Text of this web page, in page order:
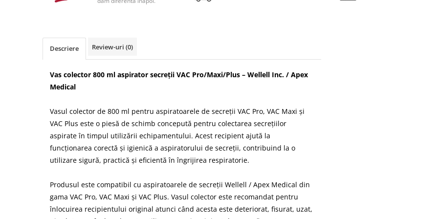
Descriere Review-uri (0)
Vas colector 800 ml aspirator secreții VAC Pro/Maxi/Plus – Wellell Inc. / Apex
Medical
Vasul colector de 800 ml pentru aspiratoarele de secreții VAC Pro, VAC Maxi și
VAC Plus este o piesă de schimb concepută pentru colectarea secrețiilor
aspirate în timpul utilizării echipamentului. Acest recipient ajută la
funcționarea corectă și igienică a aspiratorului de secreții, contribuind la o
utilizare sigură, practică și eficientă în îngrijirea respiratorie.
Produsul este compatibil cu aspiratoarele de secreții Wellell / Apex Medical din
gama VAC Pro, VAC Maxi și VAC Plus. Vasul colector este recomandat pentru
înlocuirea recipientului original atunci când acesta este deteriorat, fisurat, uzat,